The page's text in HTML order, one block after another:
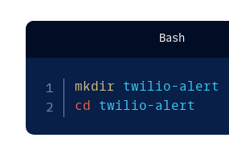
Bash
mkdir
cd twilio-alert